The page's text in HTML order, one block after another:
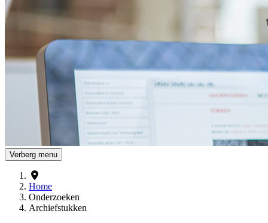
Verberg menu
Home
Onderzoeken
Archiefstukken